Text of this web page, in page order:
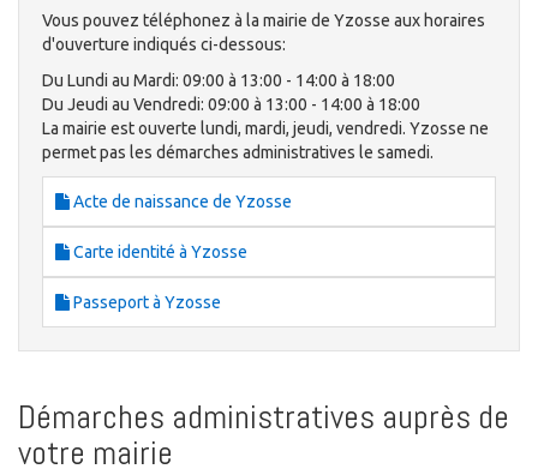
Vous pouvez téléphonez à la mairie de Yzosse aux horaires
d'ouverture indiqués ci-dessous:
Du Lundi au Mardi: 09:00 à 13:00 - 14:00 à 18:00
Du Jeudi au Vendredi: 09:00 à 13:00 - 14:00 à 18:00
La mairie est ouverte lundi, mardi, jeudi, vendredi. Yzosse ne
permet pas les démarches administratives le samedi.
Acte de naissance de Yzosse
Carte identité à Yzosse
Passeport à Yzosse
Démarches administratives auprès de
votre mairie